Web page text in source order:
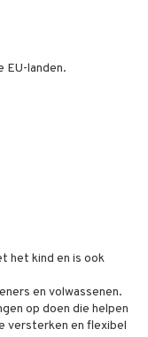
EU-landen.
het kind en is ook
en volwassenen.
op doen die helpen
versterken en flexibel